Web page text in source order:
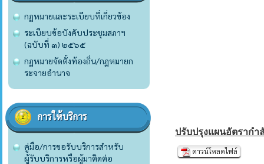
กฏหมายและระเบียบที่เกี่ยวข้อง
ระเบียบข้อบังคับประชุมสภาฯ
(ฉบับที่ ๓) ๒๕๖๕
กฏหมายจัดตั้งท้องถิ่น/กฏหมายก
ระจายอำนาจ
การให้บริการ
คู่มือ/การขอรับบริการสำหรับ
ผู้รับบริการหรือผู้มาติดต่อ
ปรับปรุงแผนอัตรากำ
ดาวน์โหลดไฟล์